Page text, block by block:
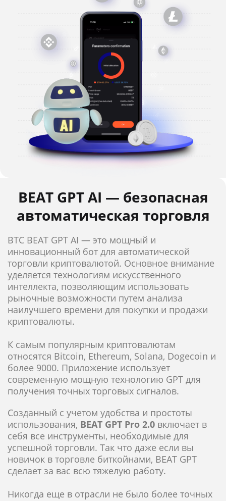
BEAT GPT AI — безопасная
автоматическая торговля
BTC BEAT GPT AI — это мощный и
инновационный бот для автоматической
торговли криптовалютой. Основное внимание
уделяется технологиям искусственного
интеллекта, позволяющим использовать
рыночные возможности путем анализа
наилучшего времени для покупки и продажи
криптовалюты.
К самым популярным криптовалютам
относятся Bitcoin, Ethereum, Solana, Dogecoin и
более 9000. Приложение использует
современную мощную технологию GPT для
получения точных торговых сигналов.
Созданный с учетом удобства и простоты
использования, BEAT GPT Pro 2.0 включает в
себя все инструменты, необходимые для
успешной торговли. Так что даже если вы
новичок в торговле биткойнами, BEAT GPT
сделает за вас всю тяжелую работу.
Никогда еще в отрасли не было более точных